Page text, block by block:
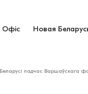
Офіс Новая
падчас Варшаўскага